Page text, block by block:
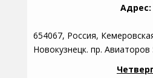
Адрес:
654067, Россия,
Новокузнецк. пр. Авиаторов